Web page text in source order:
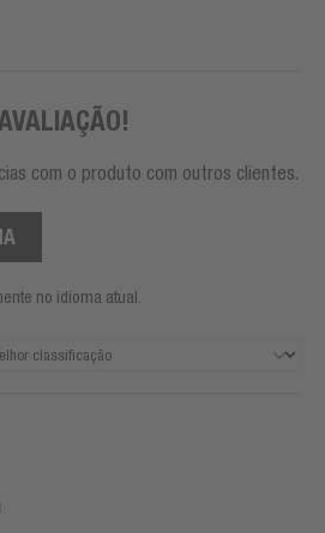
com o produto com outros clientes.
no idioma atual.